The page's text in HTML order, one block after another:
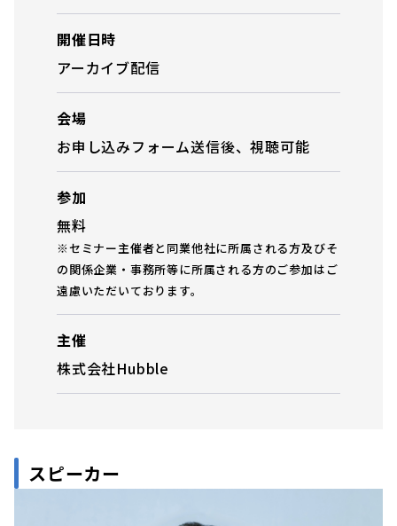
開催日時
アーカイブ配信
会場
お申し込みフォーム送信後、視聴可能
参加
無料
※セミナー主催者と同業他社に所属される方及びそ
の関係企業・事務所等に所属される方のご参加はご
遠慮いただいております。
主催
株式会社Hubble
スピーカー